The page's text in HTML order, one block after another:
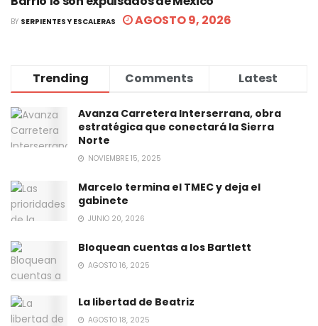
BY SERPIENTES Y ESCALERAS AGOSTO 9, 2026
Trending Comments Latest
Avanza Carretera Interserrana, obra
estratégica que conectará la Sierra
Norte
NOVIEMBRE 15, 2025
Marcelo termina el TMEC y deja el
gabinete
JUNIO 20, 2026
Bloquean cuentas a los Bartlett
AGOSTO 16, 2025
La libertad de Beatriz
AGOSTO 18, 2025